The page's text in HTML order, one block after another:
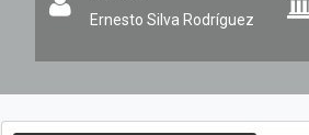
Ernesto Silva Rodríguez